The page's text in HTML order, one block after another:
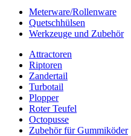
Meterware/Rollenware
Quetschhülsen
Werkzeuge und Zubehör
Attractoren
Riptoren
Zandertail
Turbotail
Plopper
Roter Teufel
Octopusse
Zubehör für Gummiköder